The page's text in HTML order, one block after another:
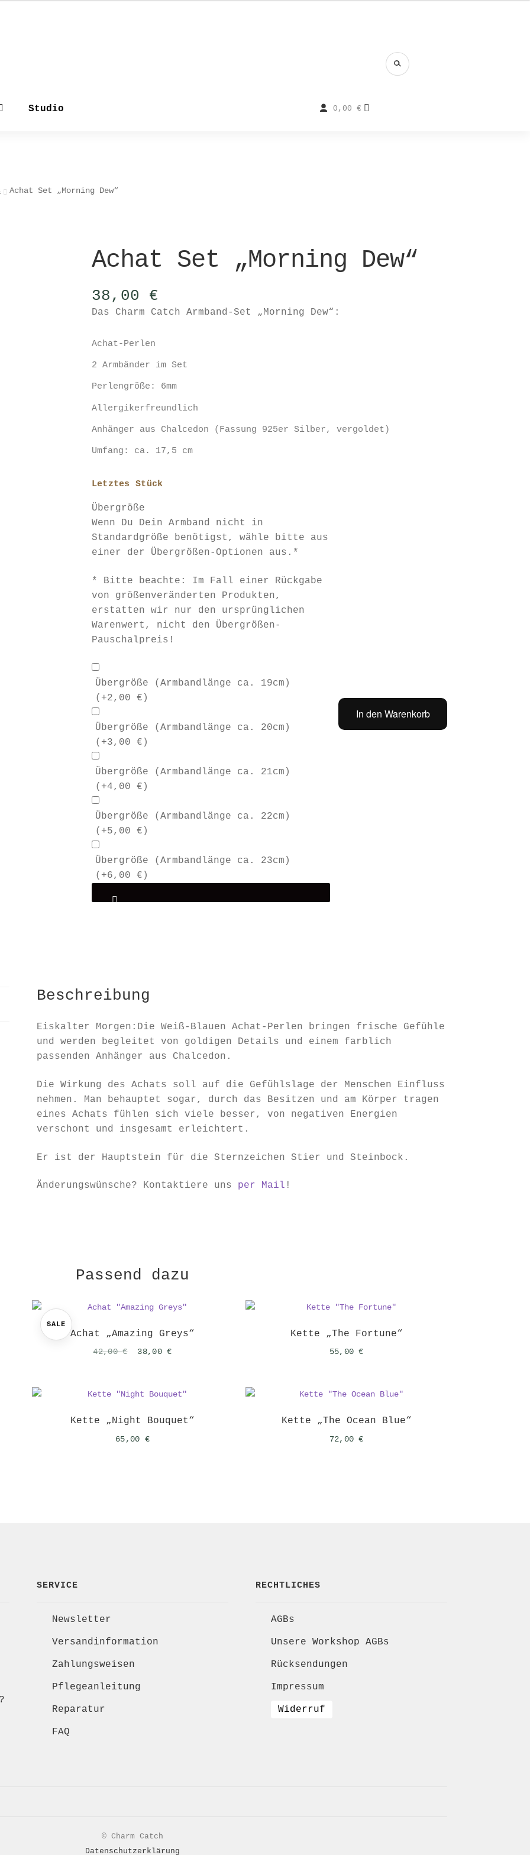
Studio 0,00 €
Achat Set „Morning Dew“
Achat Set „Morning Dew“
38,00 €
Das Charm Catch Armband-Set „Morning Dew“:
Achat-Perlen
2 Armbänder im Set
Perlengröße: 6mm
Allergikerfreundlich
Anhänger aus Chalcedon (Fassung 925er Silber, vergoldet)
Umfang: ca. 17,5 cm
Letztes Stück
Übergröße
Wenn Du Dein Armband nicht in
Standardgröße benötigst, wähle bitte aus
einer der Übergrößen-Optionen aus.*
* Bitte beachte: Im Fall einer Rückgabe
von größenveränderten Produkten,
erstatten wir nur den ursprünglichen
Warenwert, nicht den Übergrößen-
Pauschalpreis!
Übergröße (Armbandlänge ca. 19cm)
(+2,00 € )
Übergröße (Armbandlänge ca. 20cm)
(+3,00 € )
Übergröße (Armbandlänge ca. 21cm)
(+4,00 € )
Übergröße (Armbandlänge ca. 22cm)
(+5,00 € )
Übergröße (Armbandlänge ca. 23cm)
(+6,00 € )
AchatIn den Warenkorb
Beschreibung
Eiskalter Morgen:Die Weiß-Blauen Achat-Perlen bringen frische Gefühle
und werden begleitet von goldigen Details und einem farblich
passenden Anhänger aus Chalcedon.
Die Wirkung des Achats soll auf die Gefühlslage der Menschen Einfluss
nehmen. Man behauptet sogar, durch das Besitzen und am Körper tragen
eines Achats fühlen sich viele besser, von negativen Energien
verschont und insgesamt erleichtert.
Er ist der Hauptstein für die Sternzeichen Stier und Steinbock.
Änderungswünsche? Kontaktiere uns per Mail !
Passend dazu
SALE
Achat „Amazing Greys“
42,00€
Ursprünglicher
42,00 €
38,00€Aktueller
38,00 €.
Kette „The Fortune“
55,00€
Kette „Night Bouquet“
65,00 €
Kette „The Ocean Blue“
72,00€
SERVICE
Newsletter
Versandinformation
Zahlungsweisen
Pflegeanleitung
Reparatur
FAQ
RECHTLICHES
AGBs
Unsere Workshop AGBs
Rücksendungen
Impressum
Widerruf
© Charm Catch
Datenschutzerklärung